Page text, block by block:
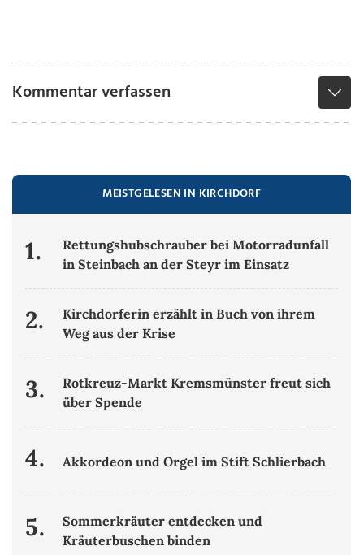
Kommentar verfassen
MEISTGELESEN IN KIRCHDORF
1.
Rettungshubschrauber bei Motorradunfall
in Steinbach an der Steyr im Einsatz
2.
Kirchdorferin erzählt in Buch von ihrem
Weg aus der Krise
3.
Rotkreuz-Markt Kremsmünster freut sich
über Spende
4. Akkordeon und Orgel im Stift Schlierbach
5.
Sommerkräuter entdecken und
Kräuterbuschen binden